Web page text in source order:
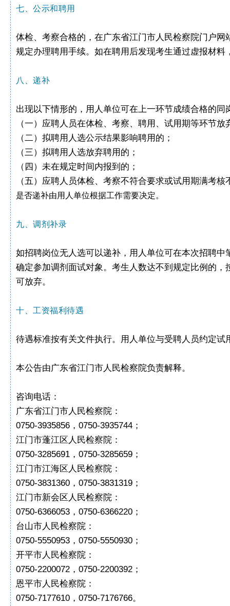
七、公示和聘用
体检、考察合格的，在广东省江门市人民检察院门户
规定办理聘用手续。如在聘用后发现考生通过虚报材
八、递补
出现以下情形的，用人单位可在上一环节成绩合格的
（一）应聘人员在体检、考察、聘用、试用期等环节放
（二）拟聘用人选公示结果影响聘用的；
（三）拟聘用人选放弃聘用的；
（四）未在规定时间内报到的；
（五）应聘人员体检、考察不符合要求或试用期满考核
是否递补由用人单位根据工作需要决定。
九、调剂补录
如招聘岗位无人选可以递补，用人单位可在本次招聘
确定参加调剂面试对象。考生人数达不到规定比例的
可放弃。
十、工资福利待遇
待遇标准按有关文件执行。用人单位与受聘人员约定
本公告由广东省江门市人民检察院负责解释。
咨询电话：
广东省江门市人民检察院：
0750-3935856，0750-3935744；
江门市蓬江区人民检察院：
0750-3285691，0750-3285659；
江门市江海区人民检察院：
0750-3831360，0750-3831319；
江门市新会区人民检察院：
0750-6366053，0750-6366220；
台山市人民检察院：
0750-5550953，0750-5550930；
开平市人民检察院：
0750-2200072，0750-2200392；
恩平市人民检察院：
0750-7177610，0750-7176766。